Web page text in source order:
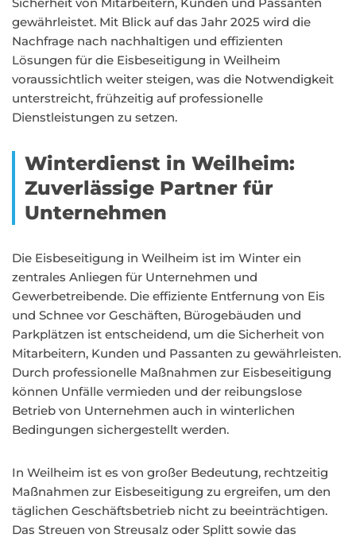
gewährleistet. Mit Blick auf das Jahr 2025 wird die
Nachfrage nach nachhaltigen und effizienten
Lösungen für die Eisbeseitigung in Weilheim
voraussichtlich weiter steigen, was die Notwendigkeit
unterstreicht, frühzeitig auf professionelle
Dienstleistungen zu setzen.
Winterdienst in Weilheim:
Zuverlässige Partner für
Unternehmen
Die Eisbeseitigung in Weilheim ist im Winter ein
zentrales Anliegen für Unternehmen und
Gewerbetreibende. Die effiziente Entfernung von Eis
und Schnee vor Geschäften, Bürogebäuden und
Parkplätzen ist entscheidend, um die Sicherheit von
Mitarbeitern, Kunden und Passanten zu gewährleisten.
Durch professionelle Maßnahmen zur Eisbeseitigung
können Unfälle vermieden und der reibungslose
Betrieb von Unternehmen auch in winterlichen
Bedingungen sichergestellt werden.
In Weilheim ist es von großer Bedeutung, rechtzeitig
Maßnahmen zur Eisbeseitigung zu ergreifen, um den
täglichen Geschäftsbetrieb nicht zu beeinträchtigen.
Das Streuen von Streusalz oder Splitt sowie das